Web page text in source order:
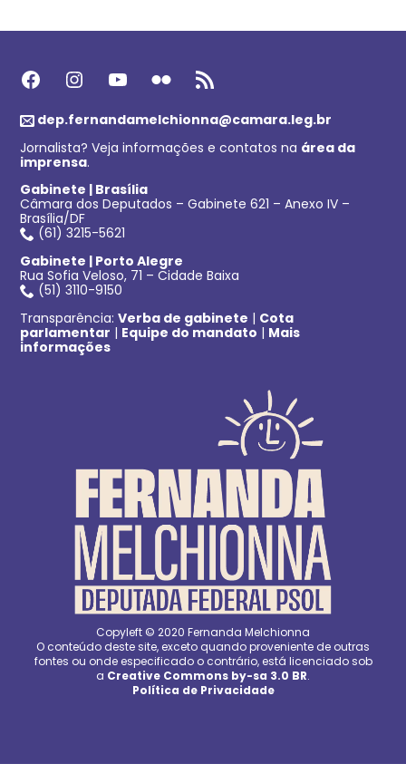
Facebook Instagram Youtube Flickr Feed RSS
dep.fernandamelchionna@camara.leg.br
Jornalista? Veja informações e contatos na área da
imprensa.
Gabinete | Brasília
Câmara dos Deputados – Gabinete 621 – Anexo IV –
Brasília/DF
(61) 3215-5621
Gabinete | Porto Alegre
Rua Sofia Veloso, 71 – Cidade Baixa
(51) 3110-9150
Transparência:Verba de gabinete | Cota
parlamentar | Equipe do mandato | Mais
informações
Copyleft © 2020 Fernanda Melchionna
O conteúdo deste site, exceto quando proveniente de outras
fontes ou onde especificado o contrário, está licenciado sob
a Creative Commons by-sa 3.0 BR.
Política de Privacidade